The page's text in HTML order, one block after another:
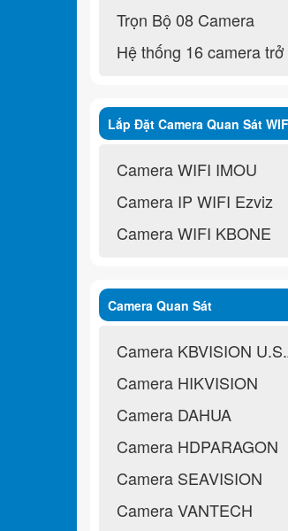
Trọn Bộ 08 Camera
Hệ thống 16 camera trở
Lắp Đặt Camera Quan Sát
Không Dây
Camera WIFI IMOU
Camera IP WIFI Ezviz
Camera WIFI KBONE
Camera Quan Sát
Camera KBVISION
Camera HIKVISION
Camera DAHUA
Camera HDPARAGON
Camera SEAVISION
Camera VANTECH